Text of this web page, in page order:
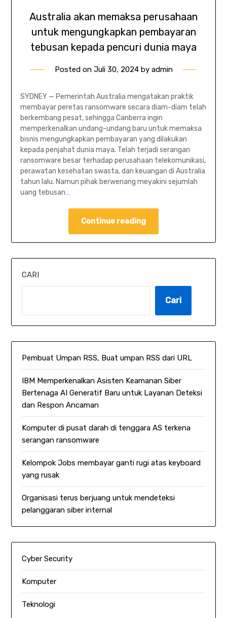
Australia akan memaksa perusahaan
untuk mengungkapkan pembayaran
tebusan kepada pencuri dunia maya
Posted on Juli 30, 2024by admin
SYDNEY — Pemerintah Australia mengatakan praktik
membayar peretas ransomware secara diam-diam telah
berkembang pesat, sehingga Canberra ingin
memperkenalkan undang-undang baru untuk memaksa
bisnis mengungkapkan pembayaran yang dilakukan
kepada penjahat dunia maya. Telah terjadi serangan
ransomware besar terhadap perusahaan telekomunikasi,
perawatan kesehatan swasta, dan keuangan di Australia
tahun lalu. Namun pihak berwenang meyakini sejumlah
uang tebusan…
Continue reading
CARI
Cari
Pembuat Umpan RSS, Buat umpan RSS dari URL
IBM Memperkenalkan Asisten Keamanan Siber
Bertenaga AI Generatif Baru untuk Layanan Deteksi
dan Respon Ancaman
Komputer di pusat darah di tenggara AS terkena
serangan ransomware
Kelompok Jobs membayar ganti rugi atas keyboard
yang rusak
Organisasi terus berjuang untuk mendeteksi
pelanggaran siber internal
Cyber Security
Komputer
Teknologi